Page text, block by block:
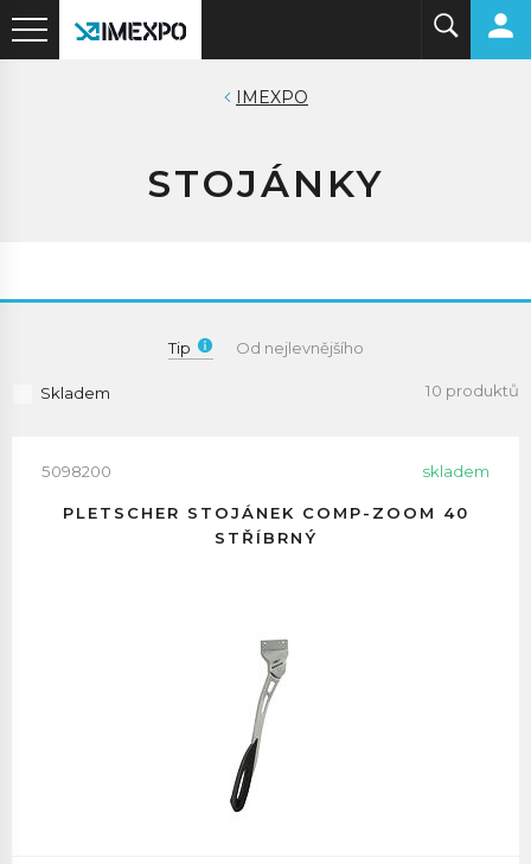
IMEXPO
STOJÁNKY
Tip Od nejlevnějšího
Skladem 10 produktů
5098200 skladem
PLETSCHER STOJÁNEK COMP-ZOOM 40
STŘÍBRNÝ